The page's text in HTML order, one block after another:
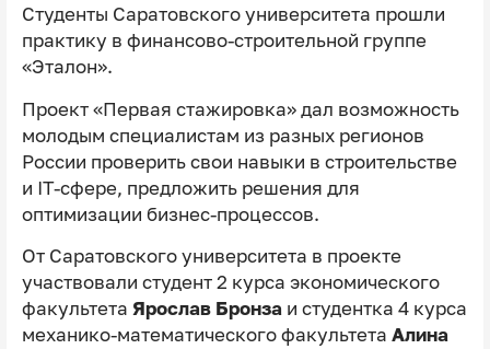
Студенты Саратовского университета прошли
практику в финансово-строительной группе
«Эталон».
Проект «Первая стажировка» дал возможность
молодым специалистам из разных регионов
России проверить свои навыки в строительстве
и IT-сфере, предложить решения для
оптимизации бизнес-процессов.
От Саратовского университета в проекте
участвовали студент 2 курса экономического
факультета Ярослав Бронзаи студентка 4 курса
механико-математического факультета Алина